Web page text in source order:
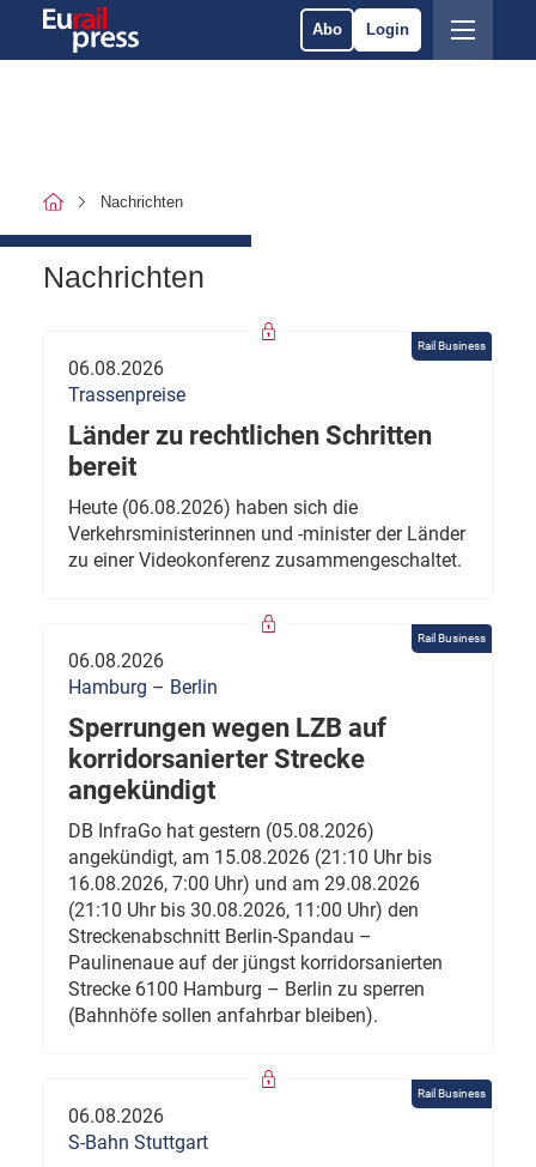
Abo Login
Nachrichten
Nachrichten
Rail Business
06.08.2026
Trassenpreise
Länder zu rechtlichen Schritten
bereit
Heute (06.08.2026) haben sich die
Verkehrsministerinnen und -minister der Länder
zu einer Videokonferenz zusammengeschaltet.
Rail Business
06.08.2026
Hamburg – Berlin
Sperrungen wegen LZB auf
korridorsanierter Strecke
angekündigt
DB InfraGo hat gestern (05.08.2026)
angekündigt, am 15.08.2026 (21:10 Uhr bis
16.08.2026, 7:00 Uhr) und am 29.08.2026
(21:10 Uhr bis 30.08.2026, 11:00 Uhr) den
Streckenabschnitt Berlin-Spandau –
Paulinenaue auf der jüngst korridorsanierten
Strecke 6100 Hamburg – Berlin zu sperren
(Bahnhöfe sollen anfahrbar bleiben).
Rail Business
06.08.2026
S-Bahn Stuttgart